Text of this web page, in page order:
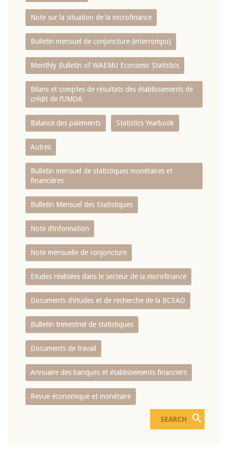
Note sur la situation de la microfinance
Bulletin mensuel de conjoncture (interrompu)
Monthly Bulletin of WAEMU Economic Statistics
Bilans et comptes de résultats des établissements de
crédit de l‘UMOA
Balance des paiements Statistics Yearbook
Autres
Bulletin mensuel de statistiques monétaires et
financières
Bulletin Mensuel des Statistiques
Note d’information
Note mensuelle de conjoncture
Etudes réalisées dans le secteur de la microfinance
Documents d’études et de recherche de la BCEAO
Bulletin trimestriel de statistiques
Documents de travail
Annuaire des banques et établissements financiers
Revue économique et monétaire